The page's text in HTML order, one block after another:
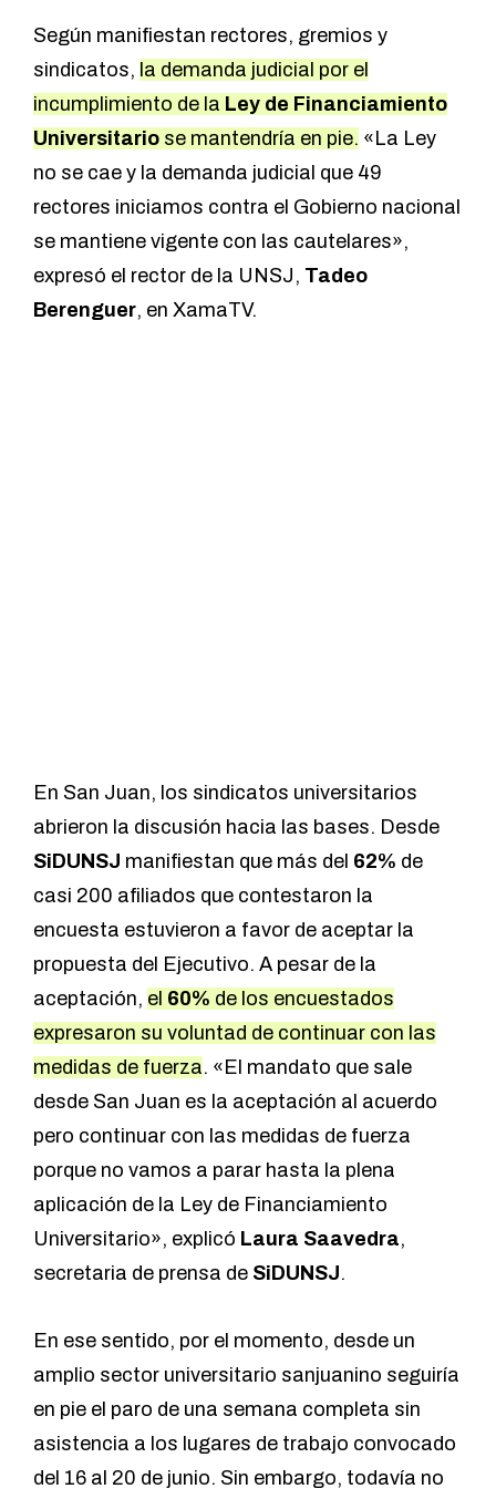
Según manifiestan rectores, gremios y
sindicatos, la demanda judicial por el
incumplimiento de la Ley de Financiamiento
Universitario se mantendría en pie. «La Ley
no se cae y la demanda judicial que 49
rectores iniciamos contra el Gobierno nacional
se mantiene vigente con las cautelares»,
expresó el rector de la UNSJ, Tadeo
Berenguer, en XamaTV.
En San Juan, los sindicatos universitarios
abrieron la discusión hacia las bases. Desde
SiDUNSJ manifiestan que más del 62% de
casi 200 afiliados que contestaron la
encuesta estuvieron a favor de aceptar la
propuesta del Ejecutivo. A pesar de la
aceptación, el 60% de los encuestados
expresaron su voluntad de continuar con las
medidas de fuerza. «El mandato que sale
desde San Juan es la aceptación al acuerdo
pero continuar con las medidas de fuerza
porque no vamos a parar hasta la plena
aplicación de la Ley de Financiamiento
Universitario», explicó Laura Saavedra,
secretaria de prensa de SiDUNSJ.
En ese sentido, por el momento, desde un
amplio sector universitario sanjuanino seguiría
en pie el paro de una semana completa sin
asistencia a los lugares de trabajo convocado
del 16 al 20 de junio. Sin embargo, todavía no